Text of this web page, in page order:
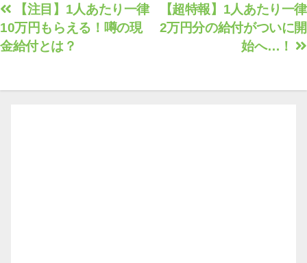
投
稿
ナ
ゲ
【超特報】1人あたり一律
2万円分の給付がついに開
始へ…！
【注目】1人あたり一律
10万円もらえる！噂の現
金給付とは？